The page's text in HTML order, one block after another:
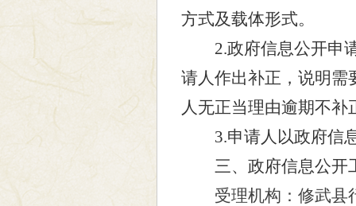
方式及载体形式。
2.政府信息公开申请
请人作出补正，说明需
人无正当理由逾期不
3.申请人以政府信息
三、政府信息公开
受理机构：修武县